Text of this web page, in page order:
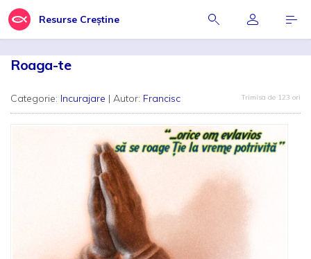
Resurse Creștine
Roaga-te
Categorie: Incurajare | Autor: Francisc Trimisa de 123 ori